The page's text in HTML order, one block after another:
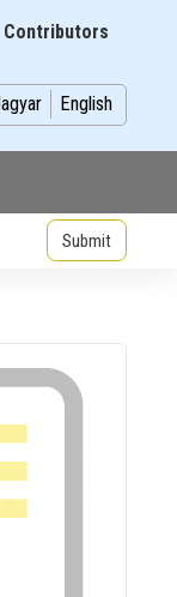
Contributors
English